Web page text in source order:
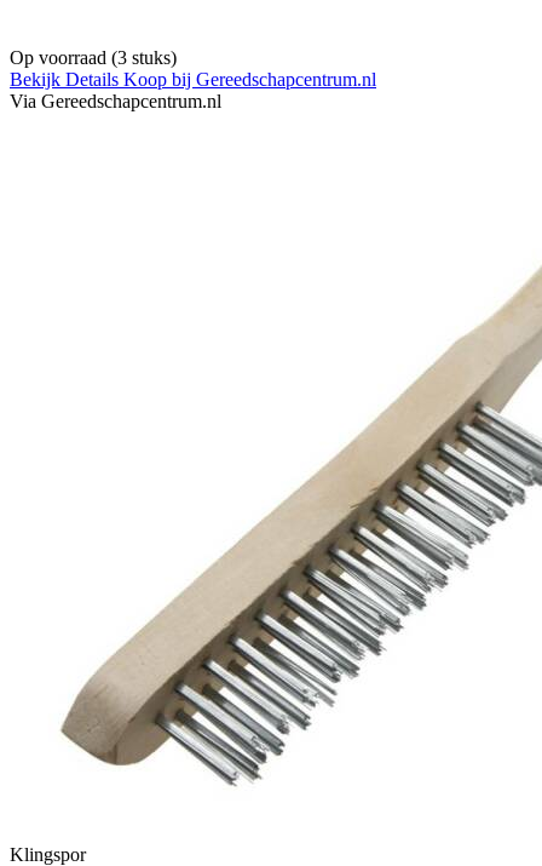
Op voorraad (3 stuks)
Bekijk Details Koop bij Gereedschapcentrum.nl
Via Gereedschapcentrum.nl
Klingspor